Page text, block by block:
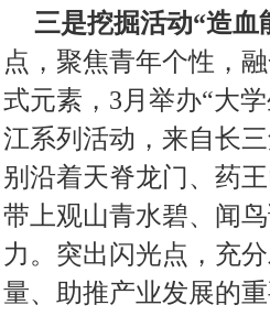
三是挖掘活动“造血
点，聚焦青年个性，
式元素，3月举办“大
江系列活动，来自长
别沿着天脊龙门、药
带上观山青水碧、闻
力。突出闪光点，充
量、助推产业发展的